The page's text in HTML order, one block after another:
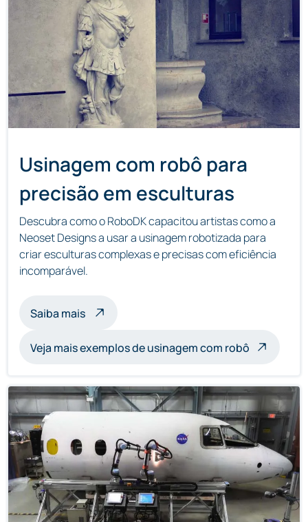
Usinagem com robô para
precisão em esculturas
Descubra como o RoboDK capacitou artistas como a
Neoset Designs a usar a usinagem robotizada para
criar esculturas complexas e precisas com eficiência
incomparável.
Saiba maissobre usinagem de esculturas com robôs
Veja mais exemplos de usinagem com robô